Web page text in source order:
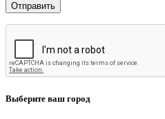
Выберите ваш город